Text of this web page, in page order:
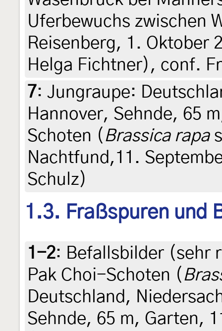
Uferbewuchs zwischen
Reisenberg, 1. Oktober
Helga Fichtner), conf.
7: Jungraupe:
Hannover, Sehnde, 65
Schoten ( Brassica rapa
Nachtfund,11.
Schulz)
1.3. Fraßspuren und
1-2: Befallsbilder (sehr
Pak Choi-Schoten (
Deutschland,
Sehnde, 65 m, Garten,